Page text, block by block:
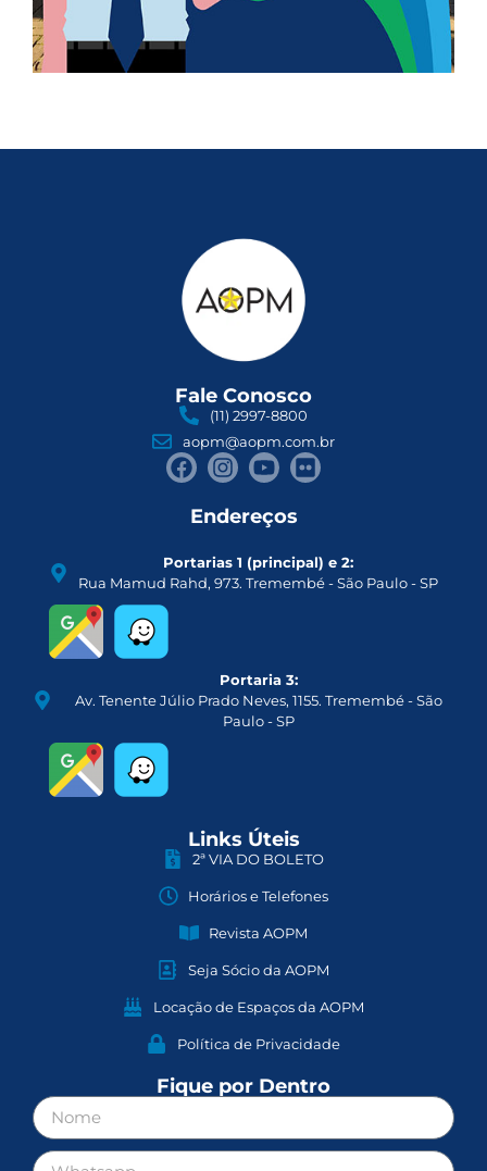
Fale Conosco
(11) 2997-8800
aopm@aopm.com.br
Endereços
Portarias 1 (principal) e 2:
Rua Mamud Rahd, 973. Tremembé - São Paulo - SP
Portaria 3:
Av. Tenente Júlio Prado Neves, 1155. Tremembé - São
Paulo - SP
Links Úteis
2ª VIA DO BOLETO
Horários e Telefones
Revista AOPM
Seja Sócio da AOPM
Locação de Espaços da AOPM
Política de Privacidade
Fique por Dentro